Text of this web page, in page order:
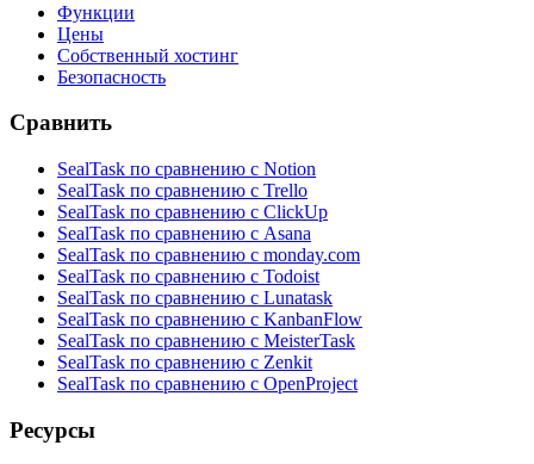
Функции
Цены
Собственный хостинг
Безопасность
Сравнить
SealTask по сравнению с Notion
SealTask по сравнению с Trello
SealTask по сравнению с ClickUp
SealTask по сравнению с Asana
SealTask по сравнению с monday.com
SealTask по сравнению с Todoist
SealTask по сравнению с Lunatask
SealTask по сравнению с KanbanFlow
SealTask по сравнению с MeisterTask
SealTask по сравнению с Zenkit
SealTask по сравнению с OpenProject
Ресурсы